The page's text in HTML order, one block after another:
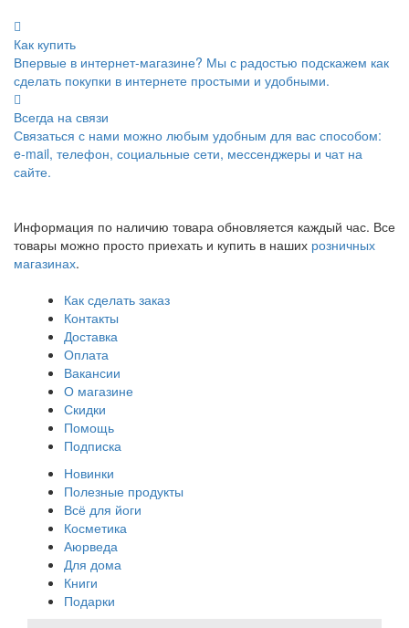
Как купить
Впервые в интернет-магазине? Мы с радостью подскажем как
сделать покупки в интернете простыми и удобными.
Всегда на связи
Связаться с нами можно любым удобным для вас способом:
e-mail, телефон, социальные сети, мессенджеры и чат на
сайте.
Информация по наличию товара обновляется каждый час. Все
товары можно просто приехать и купить в наших розничных
магазинах.
Как сделать заказ
Контакты
Доставка
Оплата
Вакансии
О магазине
Скидки
Помощь
Подписка
Новинки
Полезные продукты
Всё для йоги
Косметика
Аюрведа
Для дома
Книги
Подарки